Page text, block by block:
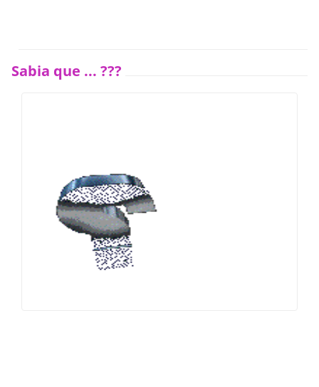
Sabia que ... ???